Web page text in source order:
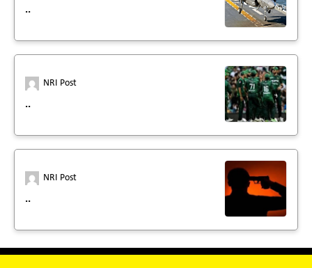
..
NRI Post
..
NRI Post
..